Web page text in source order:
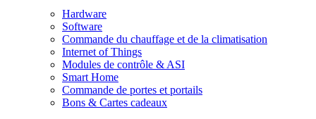
Hardware
Software
Commande du chauffage et de la climatisation
Internet of Things
Modules de contrôle & ASI
Smart Home
Commande de portes et portails
Bons & Cartes cadeaux